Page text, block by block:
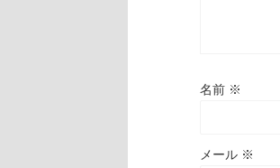
名前 ※
メール ※